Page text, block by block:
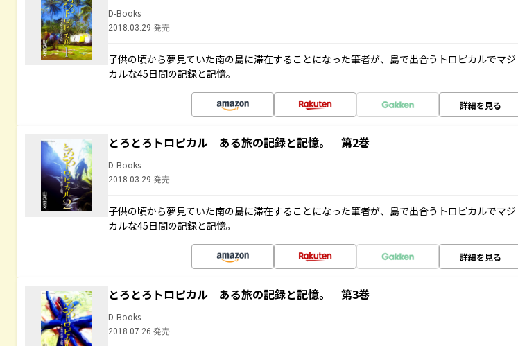
D-Books
2018.03.29 発売
子供の頃から夢見ていた南の島に滞在することになった筆者が、島で出合うトロピカルでマジ
カルな45日間の記録と記憶。
詳細を見る
とろとろトロピカル ある旅の記録と記憶。 第2巻
D-Books
2018.03.29 発売
子供の頃から夢見ていた南の島に滞在することになった筆者が、島で出合うトロピカルでマジ
カルな45日間の記録と記憶。
詳細を見る
とろとろトロピカル ある旅の記録と記憶。 第3巻
D-Books
2018.07.26 発売